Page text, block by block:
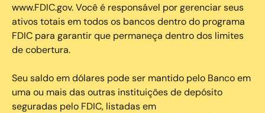
www.FDIC.gov. Você é responsável por gerenciar seus
ativos totais em todos os bancos dentro do programa
FDIC para garantir que permaneça dentro dos limites
de cobertura.
Seu saldo em dólares pode ser mantido pelo Banco em
uma ou mais das outras instituições de depósito
seguradas pelo FDIC, listadas em